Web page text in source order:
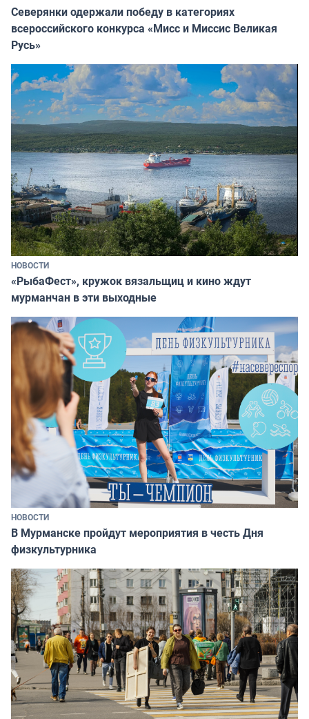
Северянки одержали победу в категориях
всероссийского конкурса «Мисс и Миссис Великая
Русь»
НОВОСТИ
«РыбаФест», кружок вязальщиц и кино ждут
мурманчан в эти выходные
НОВОСТИ
В Мурманске пройдут мероприятия в честь Дня
физкультурника